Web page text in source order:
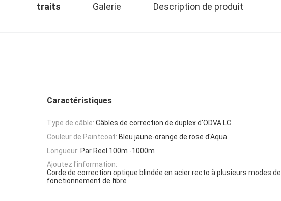
traits Galerie Description de produit
Caractéristiques
Type de câble: Câbles de correction de duplex d'ODVA LC
Couleur de Paintcoat: Bleu jaune-orange de rose d'Aqua
Longueur: Par Reel.100m -1000m
Ajoutez l'information:
Corde de correction optique blindée en acier recto à plusieurs modes de
fonctionnement de fibre